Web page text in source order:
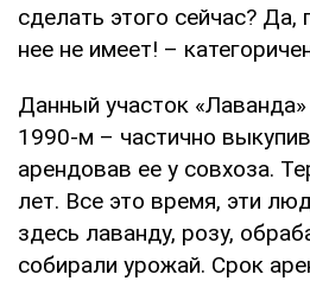
сделать этого сейчас? Да,
нее не имеет! –
Данный участок
1990-м – частично
арендовав ее у совхоза.
лет. Все это время, эти
здесь лаванду, розу,
собирали урожай. Срок